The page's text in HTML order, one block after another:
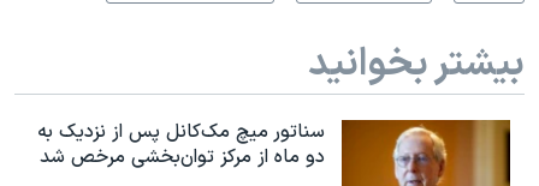
بیشتر بخوانید
سناتور میچ مک‌کانل پس از نزدیک به
دو ماه از مرکز توان‌بخشی مرخص شد